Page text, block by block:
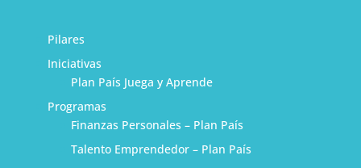
Pilares
Iniciativas
Plan País Juega y Aprende
Programas
Finanzas Personales – Plan País
Talento Emprendedor – Plan País